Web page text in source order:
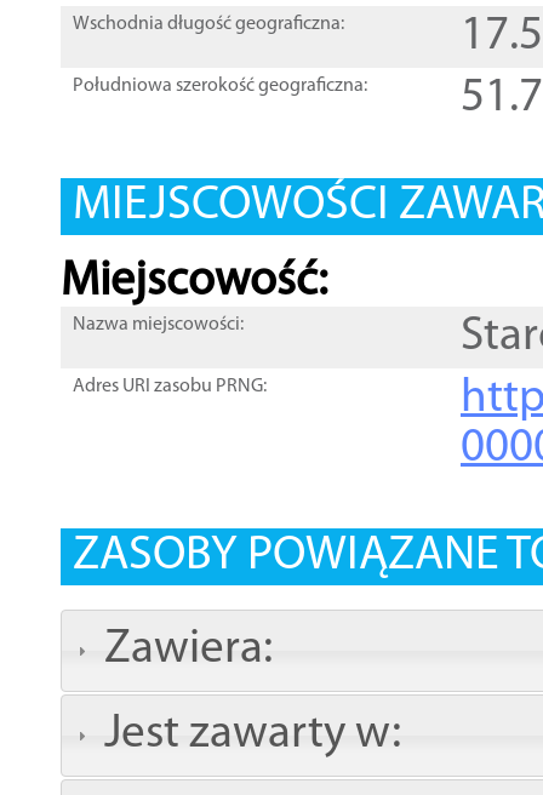
Wschodnia długość geograficzna:
Południowa szerokość geograficzna:
MIEJSCOWOŚCI
Miejscowość:
Nazwa miejscowości:
Adres URI zasobu PRNG:
ZASOBY POWIĄZANE
Zawiera:
Jest zawarty w: